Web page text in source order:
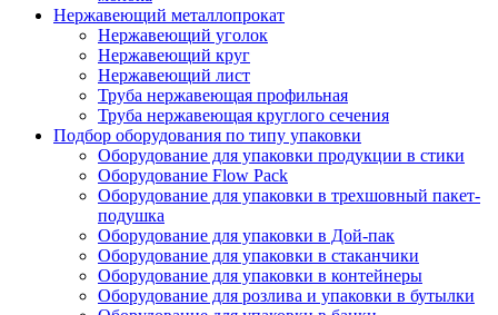
Нержавеющий металлопрокат
Нержавеющий уголок
Нержавеющий круг
Нержавеющий лист
Труба нержавеющая профильная
Труба нержавеющая круглого сечения
Подбор оборудования по типу упаковки
Оборудование для упаковки продукции в стики
Оборудование Flow Pack
Оборудование для упаковки в трехшовный пакет-
подушка
Оборудование для упаковки в Дой-пак
Оборудование для упаковки в стаканчики
Оборудование для упаковки в контейнеры
Оборудование для розлива и упаковки в бутылки